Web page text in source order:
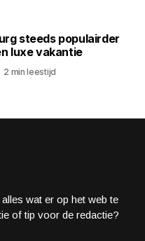
steeds populairder
luxe vakantie
2 min leestijd
wat er op het web te
of tip voor de redactie?